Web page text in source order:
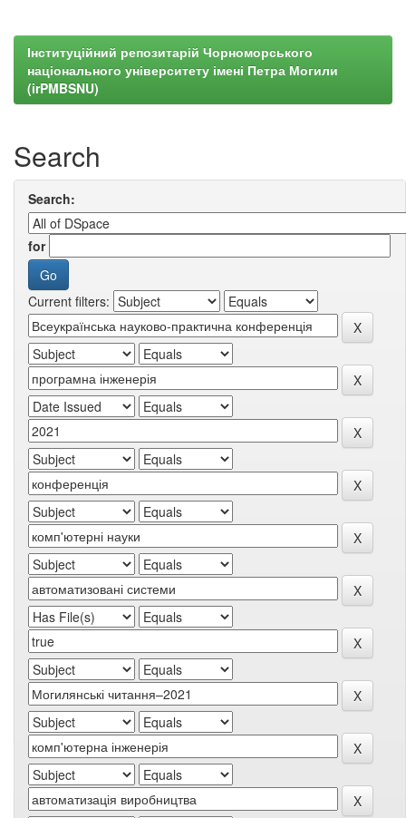
Інституційний репозитарій Чорноморського
національного університету імені Петра Могили
(irPMBSNU)
Search
Search:
for
Current filters: